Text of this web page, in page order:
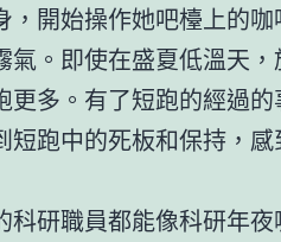
，開始操作她吧檯上的
氣。即使在盛夏低溫天
更多。有了短跑的經過
短跑中的死板和保持，
科研職員都能像科研年